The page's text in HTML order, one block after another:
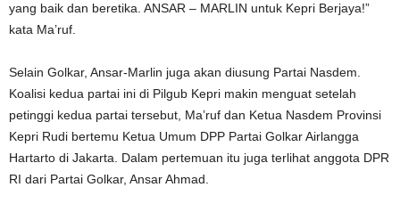
yang baik dan beretika. ANSAR – MARLIN untuk Kepri Berjaya!”
kata Ma’ruf.
Selain Golkar, Ansar-Marlin juga akan diusung Partai Nasdem.
Koalisi kedua partai ini di Pilgub Kepri makin menguat setelah
petinggi kedua partai tersebut, Ma’ruf dan Ketua Nasdem Provinsi
Kepri Rudi bertemu Ketua Umum DPP Partai Golkar Airlangga
Hartarto di Jakarta. Dalam pertemuan itu juga terlihat anggota DPR
RI dari Partai Golkar, Ansar Ahmad.